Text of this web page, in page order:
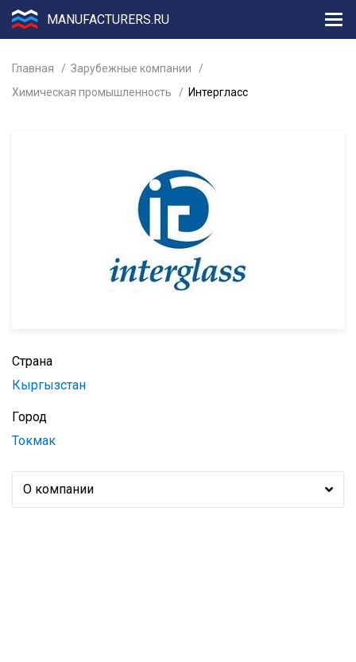
MANUFACTURERS.RU
Главная
Зарубежные компании
Химическая промышленность
Интергласс
Страна
Кыргызстан
Город
Токмак
О компании